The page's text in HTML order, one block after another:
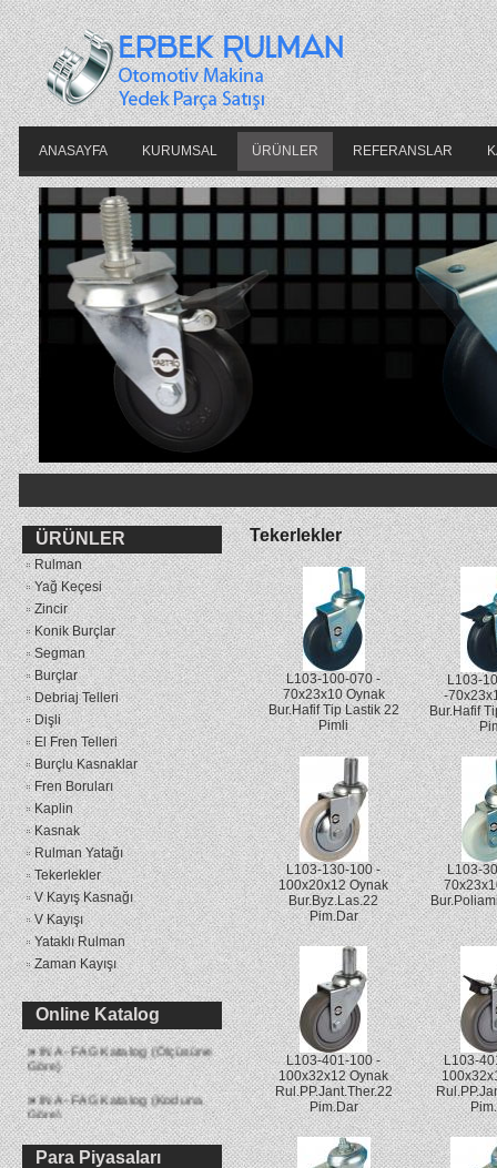
ANASAYFA KURUMSAL ÜRÜNLER REFERANSLAR
ÜRÜNLER
Rulman
Yağ Keçesi
Zincir
Konik Burçlar
Segman
Burçlar
Debriaj Telleri
Dişli
El Fren Telleri
Burçlu Kasnaklar
Fren Boruları
Kaplin
Kasnak
Rulman Yatağı
Tekerlekler
V Kayış Kasnağı
V Kayışı
Yataklı Rulman
Zaman Kayışı
Online Katalog
»Yağ Keçesi Katalog
»INA - FAG Katalog (Ölçüsüne
Göre)
»INA - FAG Katalog (Koduna
Göre)
Para Piyasaları
Tekerlekler
L103-100-070 -
70x23x10 Oynak
Bur.Hafif Tip Lastik 22
Pimli
L103-
-
Bur.Hafif
L103-130-100 -
100x20x12 Oynak
Bur.Byz.Las.22
Pim.Dar
L103-
L103-401-100 -
100x32x12 Oynak
Rul.PP.Jant.Ther.22
Pim.Dar
L103-